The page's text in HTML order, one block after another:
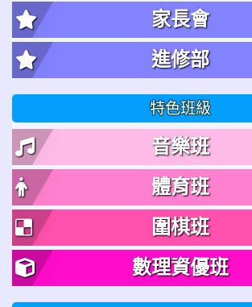
家長會
進修部
特色班級
音樂班
體育班
圍棋班
數理資優班